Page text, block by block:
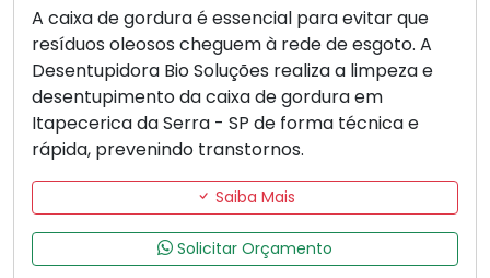
A caixa de gordura é essencial para evitar que
resíduos oleosos cheguem à rede de esgoto. A
Desentupidora Bio Soluções realiza a limpeza e
desentupimento da caixa de gordura em
Itapecerica da Serra - SP de forma técnica e
rápida, prevenindo transtornos.
Saiba Mais
Solicitar Orçamento